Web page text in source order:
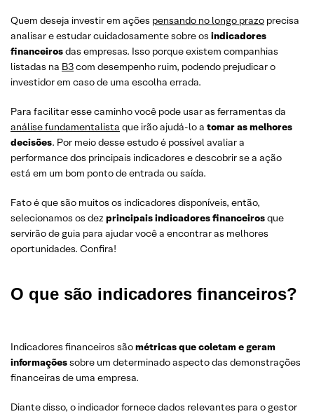
Quem deseja investir em ações pensando no longo prazo precisa
analisar e estudar cuidadosamente sobre os indicadores
financeirosdas empresas. Isso porque existem companhias
listadas na B3com desempenho ruim, podendo prejudicar o
investidor em caso de uma escolha errada.
Para facilitar esse caminho você pode usar as ferramentas da
análise fundamentalista que irão ajudá-lo a tomar as melhores
decisões. Por meio desse estudo é possível avaliar a
performance dos principais indicadores e descobrir se a ação
está em um bom ponto de entrada ou saída.
Fato é que são muitos os indicadores disponíveis, então,
selecionamos os dez principais indicadores financeirosque
servirão de guia para ajudar você a encontrar as melhores
oportunidades. Confira!
O que são indicadores financeiros?
Indicadores financeiros sãométricas que coletam e geram
informaçõessobre um determinado aspecto das demonstrações
financeiras de uma empresa.
Diante disso, o indicador fornece dados relevantes para o gestor